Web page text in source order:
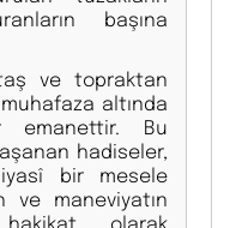
başına
ve topraktan
altında
emanettir. Bu
hadiseler,
bir mesele
maneviyatın
olarak